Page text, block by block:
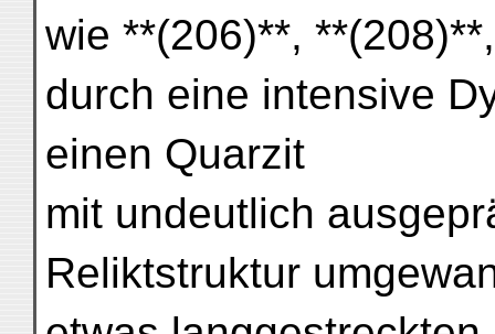
wie **(206)**,
durch eine intensive
einen Quarzit
mit undeutlich
Reliktstruktur